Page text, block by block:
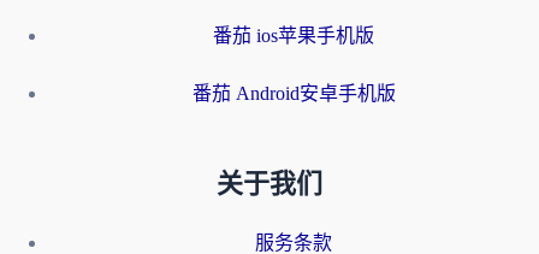
番茄 ios苹果手机版
番茄 Android安卓手机版
关于我们
服务条款